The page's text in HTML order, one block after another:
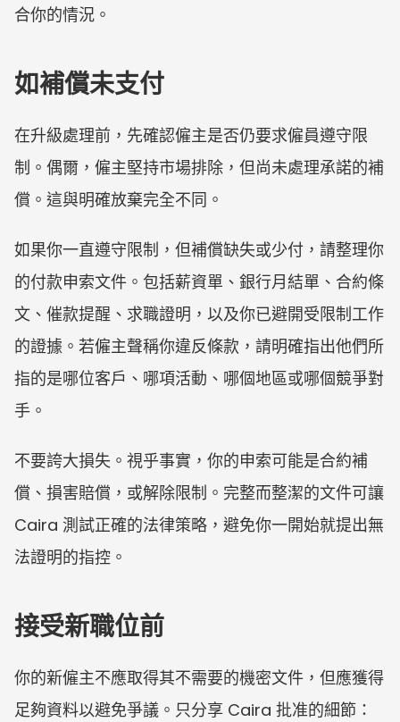
合你的情況。
如補償未支付
在升級處理前，先確認僱主是否仍要求僱員遵守限
制。偶爾，僱主堅持市場排除，但尚未處理承諾的補
償。這與明確放棄完全不同。
如果你一直遵守限制，但補償缺失或少付，請整理你
的付款申索文件。包括薪資單、銀行月結單、合約條
文、催款提醒、求職證明，以及你已避開受限制工作
的證據。若僱主聲稱你違反條款，請明確指出他們所
指的是哪位客戶、哪項活動、哪個地區或哪個競爭對
手。
不要誇大損失。視乎事實，你的申索可能是合約補
償、損害賠償，或解除限制。完整而整潔的文件可讓
Caira 測試正確的法律策略，避免你一開始就提出無
法證明的指控。
接受新職位前
你的新僱主不應取得其不需要的機密文件，但應獲得
足夠資料以避免爭議。只分享 Caira 批准的細節：